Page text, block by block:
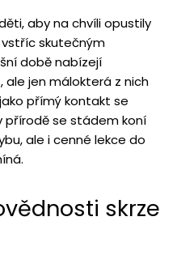
aby na chvíli opustily
skutečným
době nabízejí
jen málokterá z nich
přímý kontakt se
přírodě se stádem koní
ale i cenné lekce do
skrze